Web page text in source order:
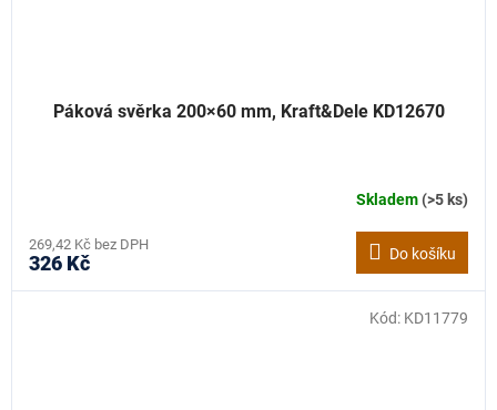
Páková svěrka 200×60 mm, Kraft&Dele KD12670
Skladem(>5 ks)
269,42 Kč bez DPH
326 Kč Do košíku
Kód: KD11779